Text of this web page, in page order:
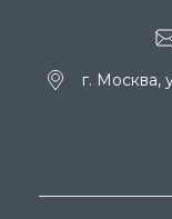
г. Москва,